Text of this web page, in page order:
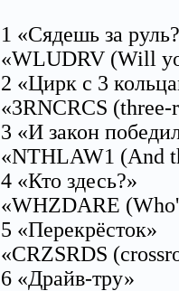
1 «Сядешь за
«WLUDRV (Will
2 «Цирк с 3
«3RNCRCS
3 «И закон
«NTHLAW1 (And
4 «Кто здесь?»
«WHZDARE
5 «Перекрёсток»
«CRZSRDS
6 «Драйв-тру»